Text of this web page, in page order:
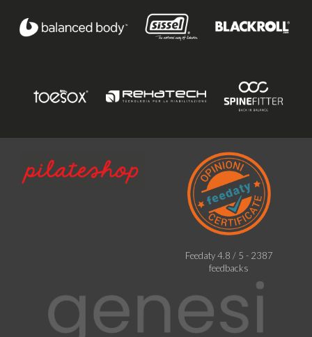
Feedaty4.8 / 5 - 2387
feedbacks